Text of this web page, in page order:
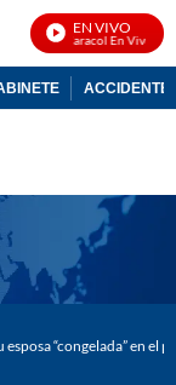
EN VIVO
Noticias Caracol En Vivo
ACCIDENTE
“congelada” en el